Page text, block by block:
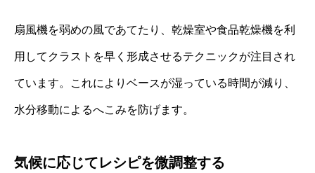
扇風機を弱めの風であてたり、乾燥室や食品乾燥機を利
用してクラストを早く形成させるテクニックが注目され
ています。これによりベースが湿っている時間が減り、
水分移動によるへこみを防げます。
気候に応じてレシピを微調整する